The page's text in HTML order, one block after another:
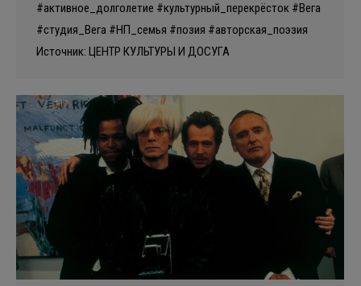
#активное_долголетие #культурный_перекрëсток #Вега
#студия_Вега #НП_семья #позия #авторская_поэзия
Источник: ЦЕНТР КУЛЬТУРЫ И ДОСУГА